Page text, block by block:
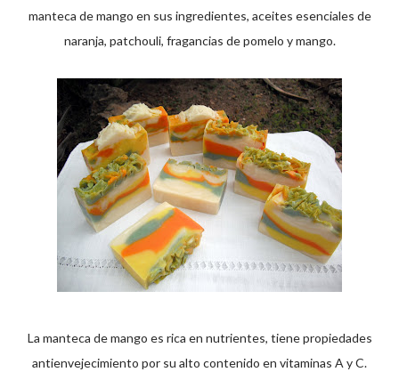
manteca de mango en sus ingredientes, aceites esenciales de
naranja, patchouli, fragancias de pomelo y mango.
La manteca de mango es rica en nutrientes, tiene propiedades
antienvejecimiento por su alto contenido en vitaminas A y C.